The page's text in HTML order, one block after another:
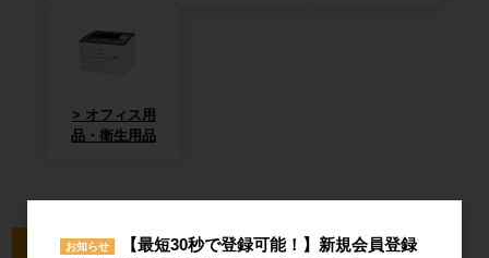
オフィス用
品・衛生用品
今回のピックアップ商品
お知らせ
【最短30秒で登録可能！】新規会員登録